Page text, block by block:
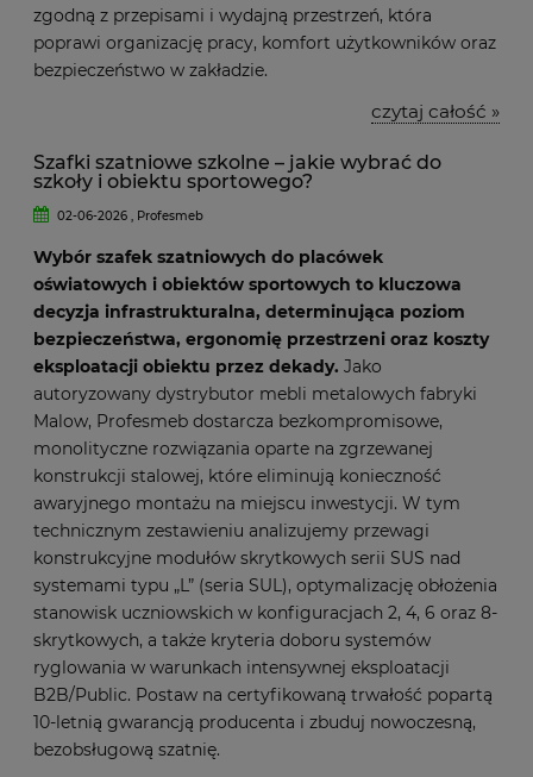
zgodną z przepisami i wydajną przestrzeń, która
poprawi organizację pracy, komfort użytkowników oraz
bezpieczeństwo w zakładzie.
czytaj całość »
Szafki szatniowe szkolne – jakie wybrać do
szkoły i obiektu sportowego?
02-06-2026 , Profesmeb
Wybór szafek szatniowych do placówek
oświatowych i obiektów sportowych to kluczowa
decyzja infrastrukturalna, determinująca poziom
bezpieczeństwa, ergonomię przestrzeni oraz koszty
eksploatacji obiektu przez dekady. Jako
autoryzowany dystrybutor mebli metalowych fabryki
Malow, Profesmeb dostarcza bezkompromisowe,
monolityczne rozwiązania oparte na zgrzewanej
konstrukcji stalowej, które eliminują konieczność
awaryjnego montażu na miejscu inwestycji. W tym
technicznym zestawieniu analizujemy przewagi
konstrukcyjne modułów skrytkowych serii SUS nad
systemami typu „L” (seria SUL), optymalizację obłożenia
stanowisk uczniowskich w konfiguracjach 2, 4, 6 oraz 8-
skrytkowych, a także kryteria doboru systemów
ryglowania w warunkach intensywnej eksploatacji
B2B/Public. Postaw na certyfikowaną trwałość popartą
10-letnią gwarancją producenta i zbuduj nowoczesną,
bezobsługową szatnię.